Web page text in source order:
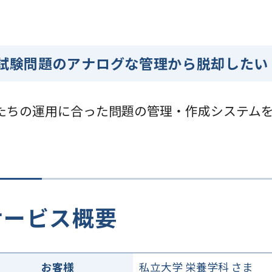
験問題のアナログな管理から脱却したい
ちの運用に合った問題の管理・作成システム
ビス概要
お客様 私立大学 栄養学科 さま